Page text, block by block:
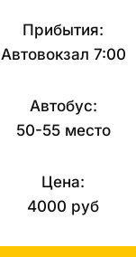
Прибытия:
Автовокзал 7:00
Автобус:
50-55 место
Цена:
4000 руб